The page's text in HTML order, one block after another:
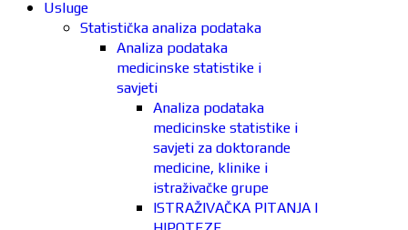
Usluge
Statistička analiza podataka
Analiza podataka
medicinske statistike i
savjeti
Analiza podataka
medicinske statistike i
savjeti za doktorande
medicine, klinike i
istraživačke grupe
ISTRAŽIVAČKA PITANJA I